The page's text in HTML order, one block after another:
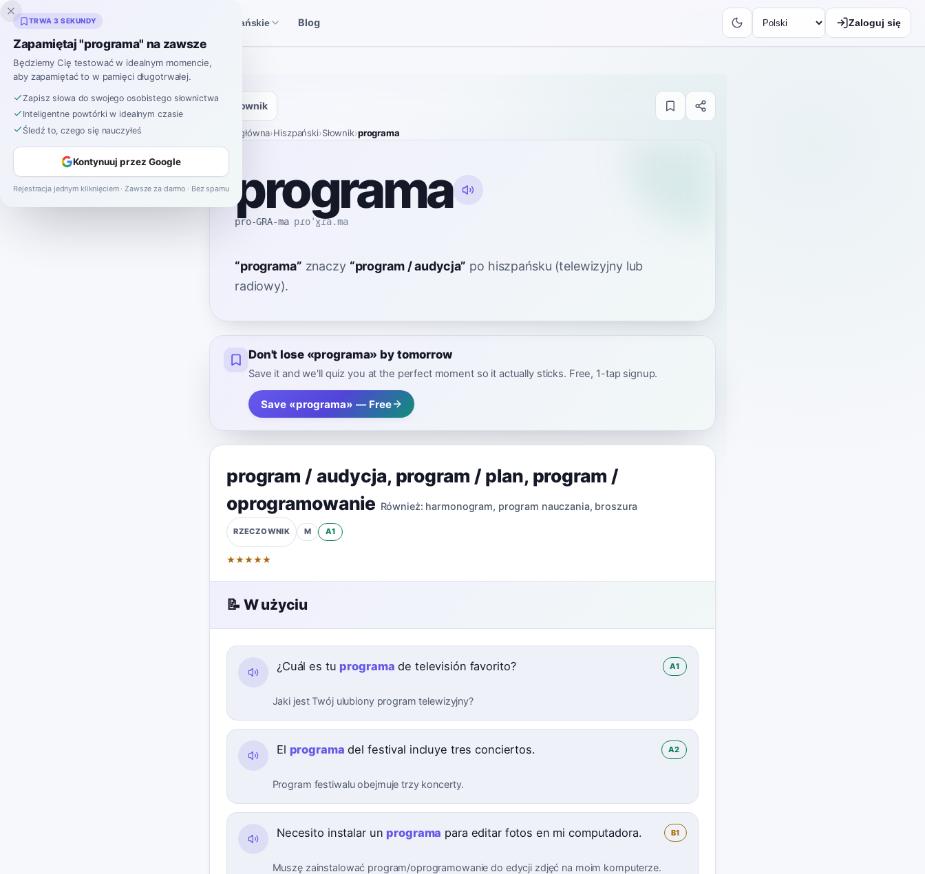
Inklingo Narzędzia hiszpańskie Blog Zaloguj się
Słownik
Strona główna›Hiszpański›Słownik›programa
programa
pro-GRA-ma pɾoˈɣɾa.ma
“programa” znaczy “program / audycja” po hiszpańsku (telewizyjny lub
radiowy).
Don't lose «programa» by tomorrow
Save it and we'll quiz you at the perfect moment so it actually sticks. Free, 1-tap signup.
Save «programa» — Free
program / audycja, program / plan, program /
oprogramowanie Również: harmonogram, program nauczania, broszura
RZECZOWNIK M A1
★★★★★
📝 W użyciu
¿Cuál es tu programa de televisión favorito? A1
Jaki jest Twój ulubiony program telewizyjny?
El programa del festival incluye tres conciertos. A2
Program festiwalu obejmuje trzy koncerty.
Necesito instalar un programa para editar fotos en mi computadora. B1
Muszę zainstalować program/oprogramowanie do edycji zdjęć na moim komputerze.
TRWA 3 SEKUNDY
Zapamiętaj "programa" na zawsze
Będziemy Cię testować w idealnym momencie,
aby zapamiętać to w pamięci długotrwałej.
Zapisz słowa do swojego osobistego słownictwa
Inteligentne powtórki w idealnym czasie
Śledź to, czego się nauczyłeś
Kontynuuj przez Google
Rejestracja jednym kliknięciem · Zawsze za darmo · Bez spamu